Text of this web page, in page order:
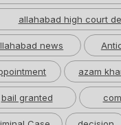
allahabad high court
news
azam
bail granted